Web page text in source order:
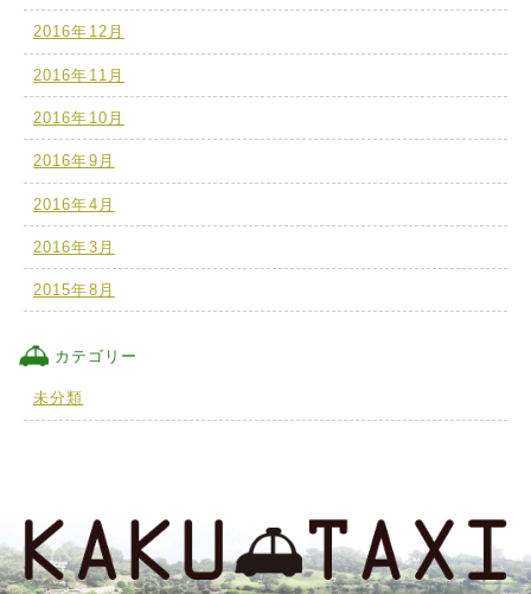
2016年12月
2016年11月
2016年10月
2016年9月
2016年4月
2016年3月
2015年8月
カテゴリー
未分類